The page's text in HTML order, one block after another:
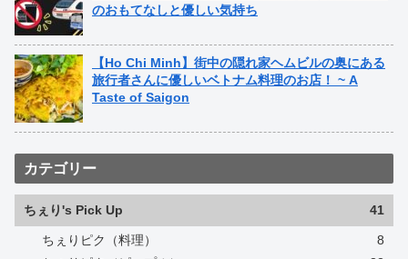
のおもてなしと優しい気持ち
【Ho Chi Minh】街中の隠れ家ヘムビルの奥にある
旅行者さんに優しいベトナム料理のお店！ ~ A
Taste of Saigon
カテゴリー
ちぇり's Pick Up 41
ちぇりピク（料理）
8